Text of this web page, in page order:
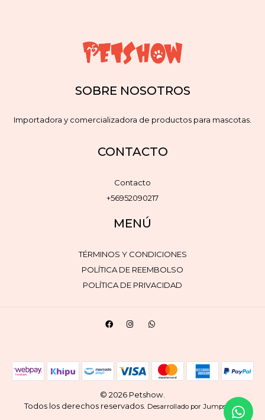
SOBRE NOSOTROS
Importadora y comercializadora de productos para mascotas.
CONTACTO
Contacto
+56952090217
MENÚ
TÉRMINOS Y CONDICIONES
POLÍTICA DE REEMBOLSO
POLÍTICA DE PRIVACIDAD
© 2026 Petshow.
Todos los derechos reservados. Desarrollado por Jumpseller.